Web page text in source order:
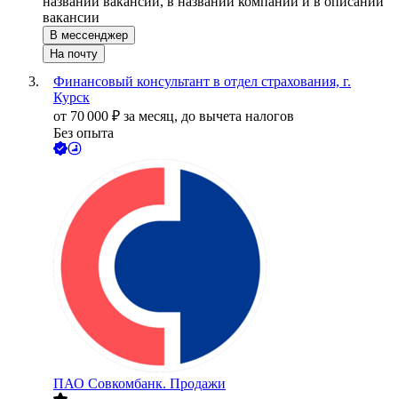
вакансии
В мессенджер
На почту
Финансовый консультант в отдел страхования, г.
Курск
от 70 000 ₽ за месяц, до вычета налогов
Без опыта
ПАО Совкомбанк. Продажи